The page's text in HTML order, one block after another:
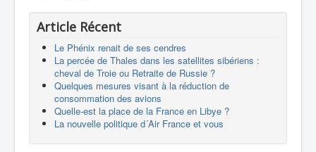
Europespace
Drones
Article Récent
Le Phénix renait de ses cendres
La percée de Thales dans les satellites sibériens :
cheval de Troie ou Retraite de Russie ?
Quelques mesures visant à la réduction de
consommation des avions
Quelle-est la place de la France en Libye ?
La nouvelle politique d´Air France et vous